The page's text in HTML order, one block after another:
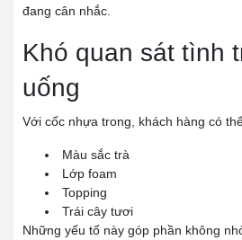
đang cân nhắc.
Khó quan sát tình
uống
Với cốc nhựa trong, khách hàng có
Màu sắc trà
Lớp foam
Topping
Trái cây tươi
Những yếu tố này góp phần không